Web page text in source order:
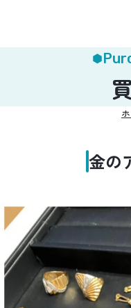
金の